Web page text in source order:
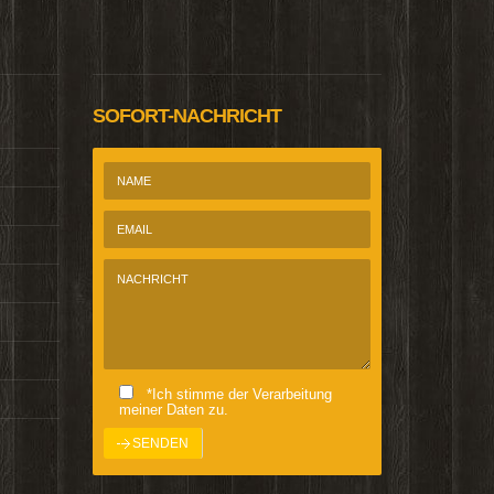
SOFORT-NACHRICHT
*Ich stimme der Verarbeitung
meiner Daten zu.